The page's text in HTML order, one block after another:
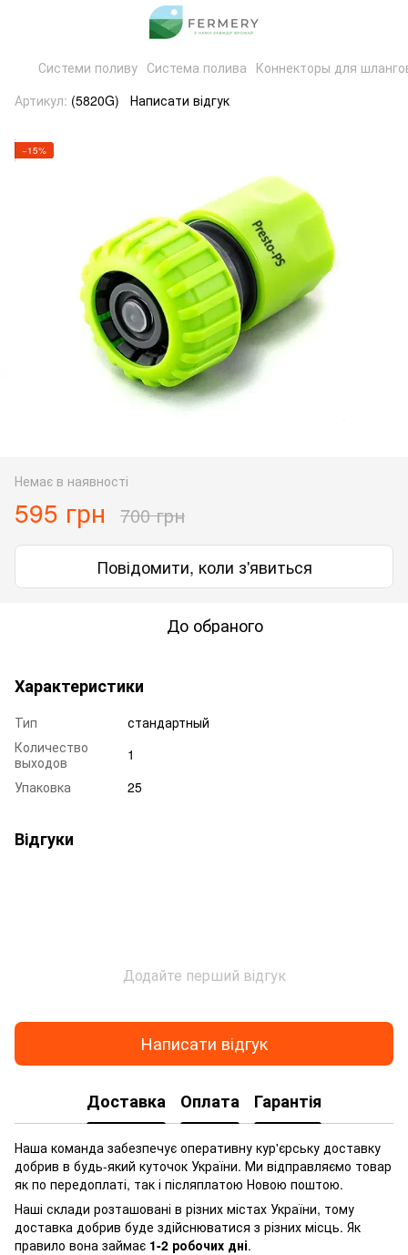
Системи поливу Система полива Коннекторы для
Артикул: (5820G) Написати відгук
−15%
Немає в наявності
595 грн 700 грн
Повідомити, коли з'явиться
До обраного
Характеристики
Тип
стандартный
Количество
выходов
1
Упаковка
25
Відгуки
Додайте перший відгук
Написати відгук
Доставка Оплата Гарантія
Наша команда забезпечує оперативну кур'єрську доставку
добрив в будь-який куточок України. Ми відправляємо товар
як по передоплаті, так і післяплатою Новою поштою.
Наші склади розташовані в різних містах України, тому
доставка добрив буде здійснюватися з різних місць. Як
правило вона займає 1-2 робочих дні.